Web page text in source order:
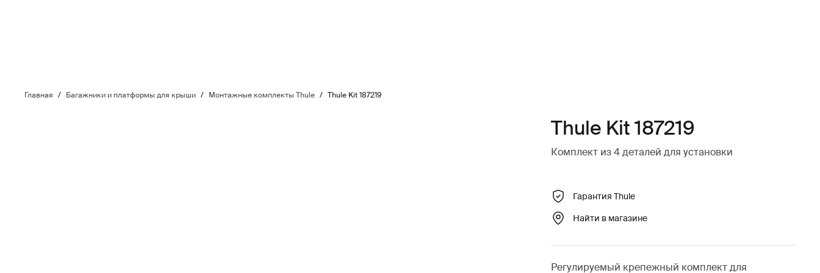
Главная / Багажники и платформы для крыши / Монтажные комплекты Thule / Thule Kit 187219
Thule Kit 187219
Комплект из 4 деталей для установки
Гарантия Thule
Найти в магазине
Регулируемый крепежный комплект для